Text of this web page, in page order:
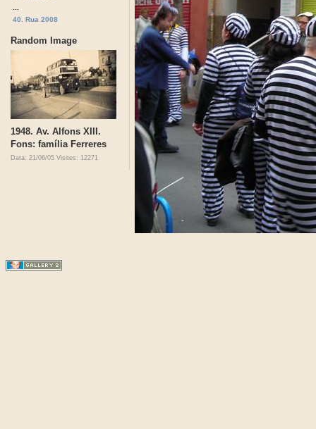
40. Rua 2008
Random Image
1948. Av. Alfons XIII.
Fons: família Ferreres
Data: 21/06/05 Visites: 12271